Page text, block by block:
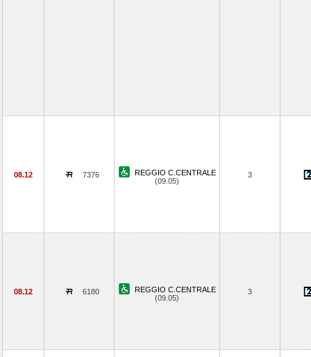
08.12 7376
REGGIO C.CENTRALE
(09.05)
3
08.12 6180
REGGIO C.CENTRALE
(09.05)
3